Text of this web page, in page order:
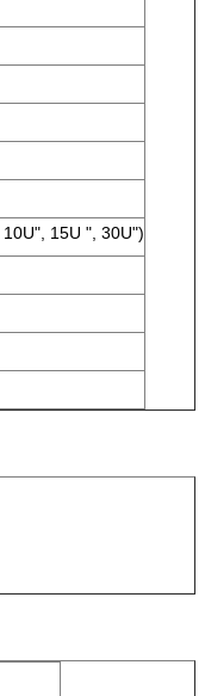
10U", 15U ", 30U")